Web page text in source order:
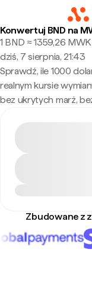
Konwertuj BND na
1 BND ≈ 1359,26
dziś, 7 sierpnia, 21:43
Sprawdź, ile 1000
realnym kursie
bez ukrytych marż,
Zbudowane z